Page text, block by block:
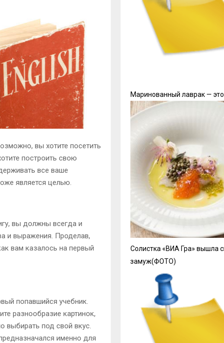
вы хотите посетить
построить свою
все ваше
является целью.
вы должны всегда и
и выражения. Проделав,
вам казалось на первый
попавшийся учебник.
разнообразие картинок,
выбирать под свой вкус.
именно для
Маринованный лаврак — это
Солистка «ВИА Гра» вышла
замуж(ФОТО)